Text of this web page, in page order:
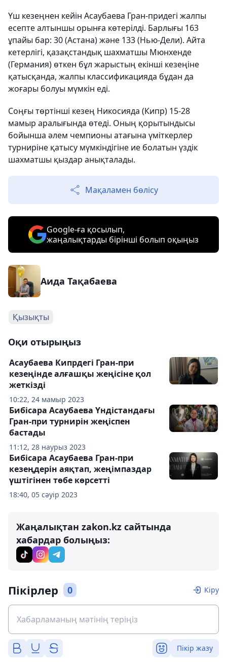
Үш кезеңнен кейін Асаубаева Гран-придегі жалпы
есепте алтыншы орынға көтерілді. Барлығы 163
ұпайы бар: 30 (Астана) және 133 (Нью-Дели). Айта
кетерлігі, қазақстандық шахматшы Мюнхенде
(Германия) өткен бұл жарыстың екінші кезеңіне
қатысқанда, жалпы классификацияда бұдан да
жоғары болуы мүмкін еді.
Соңғы төртінші кезең Никосияда (Кипр) 15-28
мамыр аралығында өтеді. Оның қорытындысы
бойынша әлем чемпионы атағына үміткерлер
турниріне қатысу мүмкіндігіне ие болатын үздік
шахматшы қыздар анықталады.
Мақаламен бөлісу
Google-ға қосылып,
жаңалықтарды бірінші болып оқыңыз
Аида Тақабаева
Қызықты
Оқи отырыңыз
10:22, 24 мамыр 2023
Асаубаева Кипрдегі Гран-при
кезеңінде алғашқы жеңісіне қол
жеткізді
11:12, 28 наурыз 2023
Бибісара Асаубаева Үндістандағы
Гран-при турнирін жеңіспен
бастады
18:40, 05 сәуір 2023
Бибісара Асаубаева Гран-при
кезеңдерін аяқтап, жеңімпаздар
үштігінен төбе көрсетті
Жаңалықтан zakon.kz сайтында
хабардар болыңыз:
Пікірлер 0 Кіру
Пікір жазу